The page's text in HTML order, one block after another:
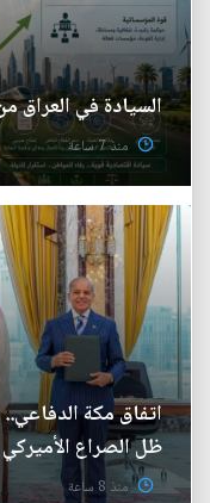
السيادة في العراق
منذ 7 ساعة
اتفاق مكة
ظل الصراع الأميركي
منذ 8 ساعة